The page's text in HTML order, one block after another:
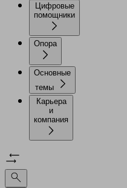
Цифровые
помощники
Опора
Основные
темы
Карьера
и
компания